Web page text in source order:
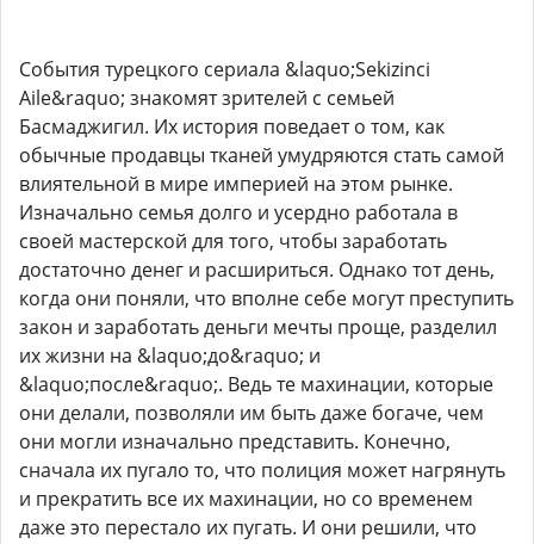
События турецкого сериала &laquo;Sekizinci
Aile&raquo; знакомят зрителей с семьей
Басмаджигил. Их история поведает о том, как
обычные продавцы тканей умудряются стать самой
влиятельной в мире империей на этом рынке.
Изначально семья долго и усердно работала в
своей мастерской для того, чтобы заработать
достаточно денег и расшириться. Однако тот день,
когда они поняли, что вполне себе могут преступить
закон и заработать деньги мечты проще, разделил
их жизни на &laquo;до&raquo; и
&laquo;после&raquo;. Ведь те махинации, которые
они делали, позволяли им быть даже богаче, чем
они могли изначально представить. Конечно,
сначала их пугало то, что полиция может нагрянуть
и прекратить все их махинации, но со временем
даже это перестало их пугать. И они решили, что